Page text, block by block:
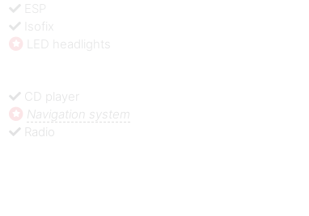
Isofix
LED headlights
CD player
Navigation system
Radio